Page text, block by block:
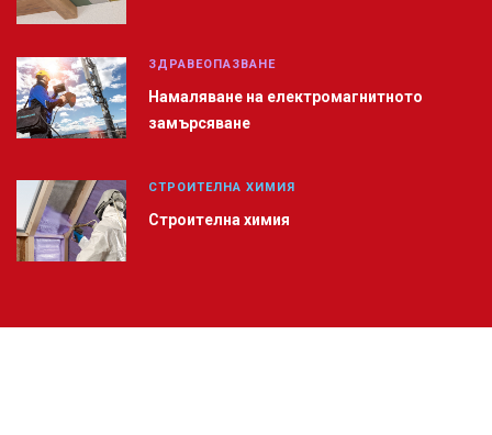
ЗДРАВЕОПАЗВАНЕ
Намаляване на електромагнитното
замърсяване
СТРОИТЕЛНА ХИМИЯ
Строителна химия